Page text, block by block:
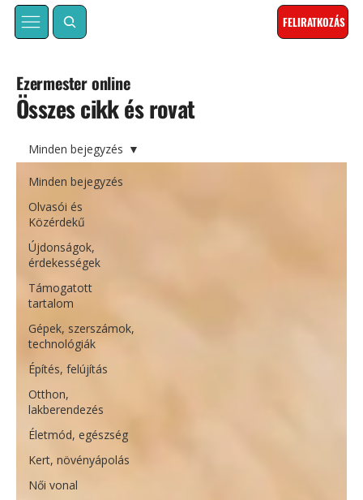
FELIRATKOZÁS
Összes cikk és rovat
Ezermester online
Minden bejegyzés
Olvasói és
Közérdekű
Újdonságok,
érdekességek
Támogatott
tartalom
Gépek, szerszámok,
technológiák
Építés, felújítás
Otthon,
lakberendezés
Életmód, egészség
Kert, növényápolás
Női vonal
Minden bejegyzés